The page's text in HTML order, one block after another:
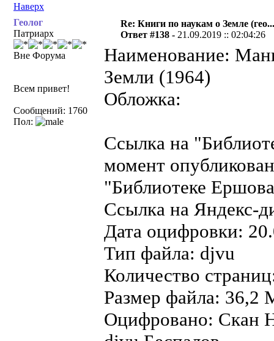
Наверх
Геолог
Патриарх
Вне Форума
Всем привет!
Сообщений: 1760
Пол:
Re: Книги по наукам о Земле
Ответ #138 - 21.09.2019 :: 02:04:26
Наименование:
Земли (1964)
Обложка:
Ссылка на
момент
"Библиотеке
Ссылка на Яндекс-
Дата оцифровки:
Тип файла: djvu
Количество
Размер файла: 36,2
Оцифровано: Скан